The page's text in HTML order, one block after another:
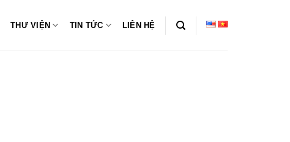
THƯ VIỆN TIN TỨC LIÊN HỆ